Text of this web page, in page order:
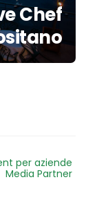
Chef
per aziende
Media Partner